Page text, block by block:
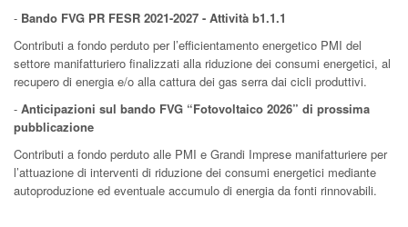
- Bando FVG PR FESR 2021-2027 - Attività b1.1.1
Contributi a fondo perduto per l’efficientamento energetico PMI del
settore manifatturiero finalizzati alla riduzione dei consumi energetici, al
recupero di energia e/o alla cattura dei gas serra dai cicli produttivi.
- Anticipazioni sul bando FVG “Fotovoltaico 2026” di prossima
pubblicazione
Contributi a fondo perduto alle PMI e Grandi Imprese manifatturiere per
l’attuazione di interventi di riduzione dei consumi energetici mediante
autoproduzione ed eventuale accumulo di energia da fonti rinnovabili.